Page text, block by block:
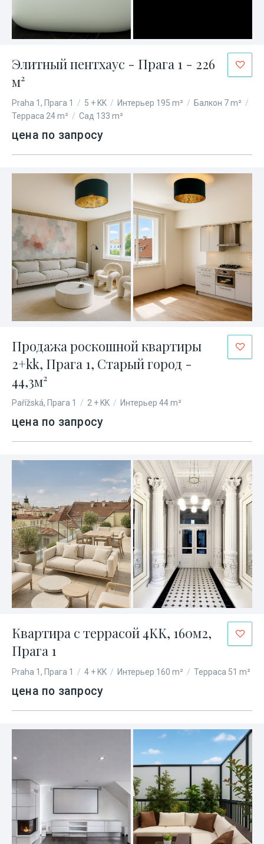
Элитный пентхаус - Прага 1 - 226
м²
Praha 1, Прага 1 / 5 + KK / Интерьер 195 m² / Балкон 7 m² /
Терраса 24 m² / Сад 133 m²
цена по запросу
Продажа роскошной квартиры
2+kk, Прага 1, Старый город -
44,3м²
Pařížská, Прага 1 / 2 + KK / Интерьер 44 m²
цена по запросу
Квартира с террасой 4KK, 160м2,
Прага 1
Praha 1, Прага 1 / 4 + KK / Интерьер 160 m² / Терраса 51 m²
цена по запросу